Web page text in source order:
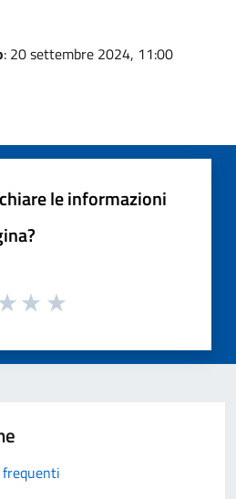
: 20 settembre 2024, 11:00
le informazioni
frequenti